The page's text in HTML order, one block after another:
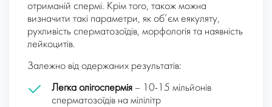
отриманій спермі. Крім того, також можна
визначити такі параметри, як об’єм еякуляту,
рухливість сперматозоїдів, морфологія та наявність
лейкоцитів.
Залежно від одержаних результатів:
Легка олігоспермія – 10-15 мільйонів
сперматозоїдів на мілілітр